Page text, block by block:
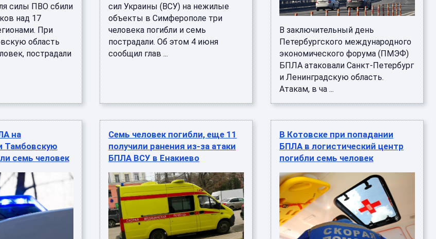
силы ПВО сбили
над 17
При
область
пострадали
сил Украины (ВСУ) на нежилые
объекты в Симферополе три
человека погибли и семь
пострадали. Об этом 4 июня
сообщил глав ...
В заключительный день
Петербургского международного
экономического форума (ПМЭФ)
БПЛА атаковали Санкт-Петербург
и Ленинградскую область.
Атакам, в ча ...
на
Тамбовскую
семь человек
Семь человек погибли, еще 11
получили ранения из-за атаки
БПЛА ВСУ в Енакиево
В Котовске при попадании
БПЛА в логистический центр
погибли семь человек